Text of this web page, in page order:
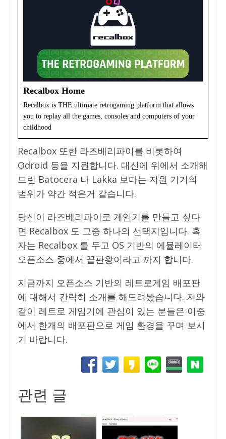
Recalbox Home
Recalbox is THE ultimate retrogaming platform that allows
you to replay all the games, consoles and computers of your
childhood
Recalbox 또한 라즈베리파이를 비롯하여
Odroid 등을 지원합니다. 대신에 위에서 소개해
드린 Batocera 나 Lakka 보다는 지원 기기의
범위가 약간 적은거 같습니다.
당신이 라즈베리파이로 게임기를 만들고 싶다
면 Recalbox 도 그중 하나의 선택지입니다. 혹
자는 Recalbox 를 두고 OS 기반의 에뮬레이터
오픈소스 중에서 끝판왕이라고 까지 합니다.
지금까지 오픈소스 기반의 레트로게임 배포판
에 대해서 간략히 소개를 해드려봤습니다. 저와
같이 레트로 게임기에 관심이 있는 분들은 이중
에서 한개의 배포판으로 게임 환경을 꾸며 보시
기 바랍니다.
관련 글